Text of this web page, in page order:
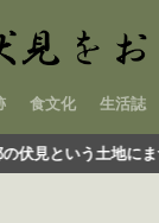
食文化 生活誌
う土地にまつわる